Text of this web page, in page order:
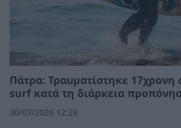
Πάτρα: Τραυματίστηκε 17χρονη
surf κατά τη διάρκεια
30/07/2026 12:29